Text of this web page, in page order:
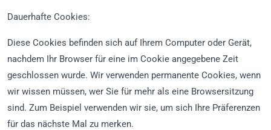
Dauerhafte Cookies:
Diese Cookies befinden sich auf Ihrem Computer oder Gerät,
nachdem Ihr Browser für eine im Cookie angegebene Zeit
geschlossen wurde. Wir verwenden permanente Cookies, wenn
wir wissen müssen, wer Sie für mehr als eine Browsersitzung
sind. Zum Beispiel verwenden wir sie, um sich Ihre Präferenzen
für das nächste Mal zu merken.